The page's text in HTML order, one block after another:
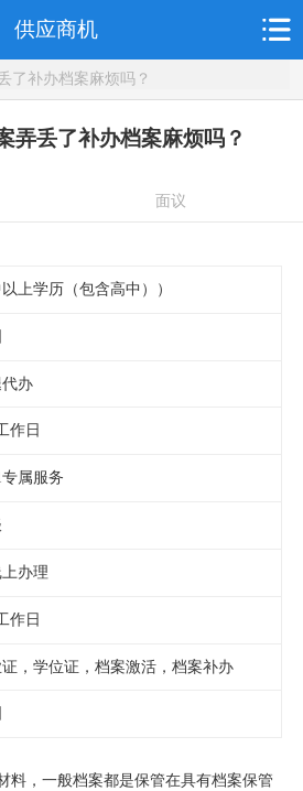
供应商机
了补办档案麻烦吗？
弄丢了补办档案麻烦吗？
面议
上学历（包含高中））
办
作日
专属服务
办理
作日
，学位证，档案激活，档案补办
料，一般档案都是保管在具有档案保管